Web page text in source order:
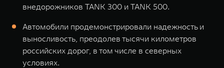
внедорожников TANK 300 и TANK 500.
Автомобили продемонстрировали надежность и
выносливость, преодолев тысячи километров
российских дорог, в том числе в северных
условиях.